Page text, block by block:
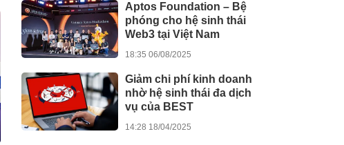
Aptos Foundation – Bệ
phóng cho hệ sinh thái
Web3 tại Việt Nam
18:35 06/08/2025
Giảm chi phí kinh doanh
nhờ hệ sinh thái đa dịch
vụ của BEST
14:28 18/04/2025